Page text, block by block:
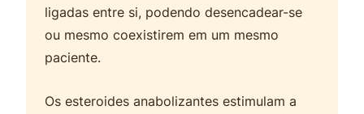
ligadas entre si, podendo desencadear-se
ou mesmo coexistirem em um mesmo
paciente.
Os esteroides anabolizantes estimulam a